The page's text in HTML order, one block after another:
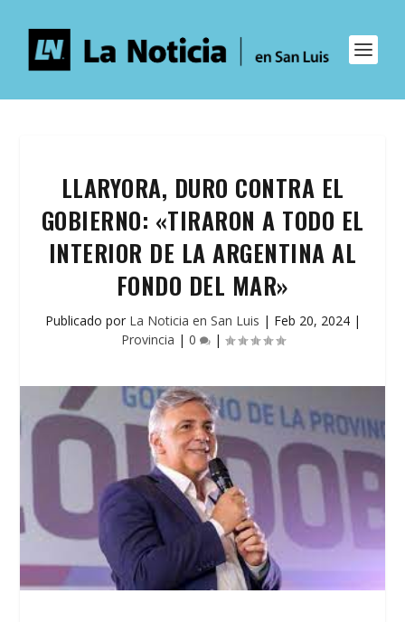
LLARYORA, DURO CONTRA EL
GOBIERNO: «TIRARON A TODO EL
INTERIOR DE LA ARGENTINA AL
FONDO DEL MAR»
Publicado por La Noticia en San Luis | Feb 20, 2024|
Provincia | 0 |